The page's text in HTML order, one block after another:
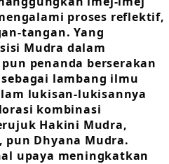
proses reflektif,
tangan. Yang
Mudra dalam
penanda berserakan
lambang ilmu
lukisan-lukisannya
kombinasi
Hakini Mudra,
Dhyana Mudra.
upaya meningkatkan